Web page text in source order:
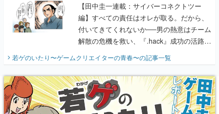
【田中圭一連載：サイバーコネクトツー
編】すべての責任はオレが取る。だから、
付いてきてくれないか──男の熱意はチーム
解散の危機を救い、『.hack』成功の活路を
開く。業界の快男児・松山 洋に流れる血は
『少年ジャンプ』色だった【若ゲのいた
り】
若ゲのいたり〜ゲームクリエイターの青春〜の記事一覧